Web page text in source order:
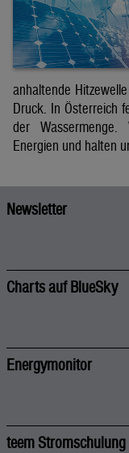
anhaltende
Druck. In Österreich
der
Energien und halten
Newsletter
Charts auf BlueSky
Energymonitor
teem Stromschulung